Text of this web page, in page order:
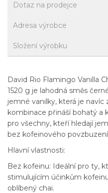
Dotaz na prodejce
Adresa výrobce
Složení výrobku
David Rio Flamingo Vanilla
1520 g je lahodná směs
jemné vanilky, která je navíc
kombinace přináší bohatý a
pro všechny, kteří hledají
bez kofeinového
Hlavní vlastnosti:
Bez kofeinu: Ideální pro ty,
stimulujícím účinkům
oblíbený chai.